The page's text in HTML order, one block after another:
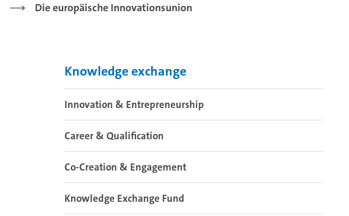
Die europäische Innovationsunion
Knowledge exchange
Innovation & Entrepreneurship
Career & Qualification
Co-Creation & Engagement
Knowledge Exchange Fund